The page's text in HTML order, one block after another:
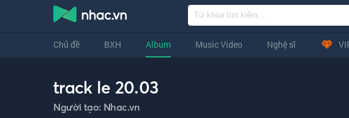
Chủ đề BXH Album Music Video Nghệ sĩ
track le 20.03
Người tạo: Nhac.vn